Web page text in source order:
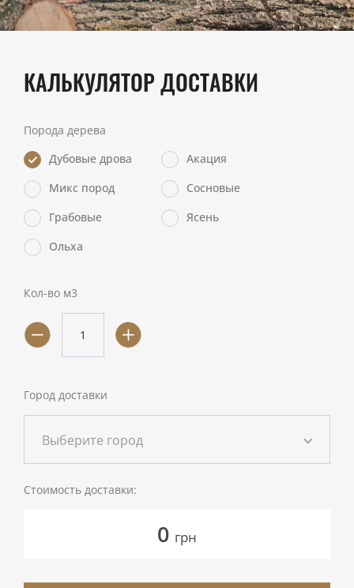
КАЛЬКУЛЯТОР ДОСТАВКИ
Порода дерева
Дубовые дрова
Акация
Микс пород
Сосновые
Грабовые
Ясень
Ольха
Кол-во м3
Город доставки
Выберите город
Стоимость доставки:
0 грн